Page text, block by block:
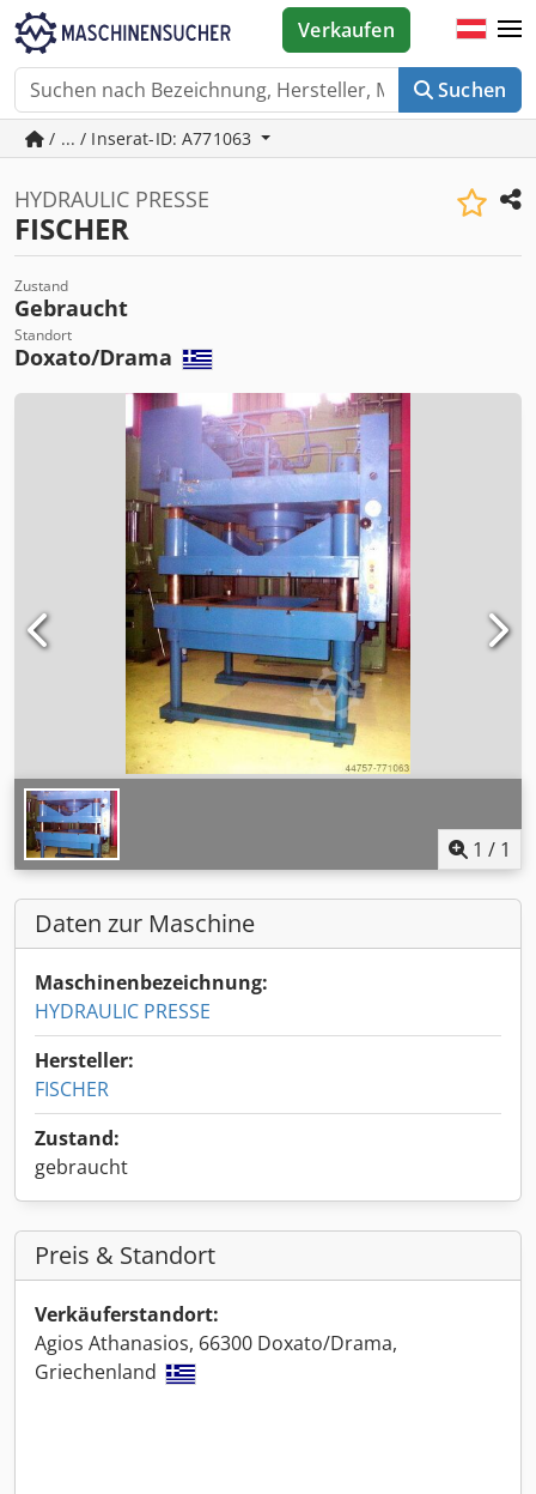
Suchen
Verkaufen
/ ... / Inserat-ID: A771063
HYDRAULIC PRESSE
FISCHER
Zustand
Gebraucht
Standort
Doxato/Drama
1 / 1
Daten zur Maschine
Maschinenbezeichnung:
HYDRAULIC PRESSE
Hersteller:
FISCHER
Zustand:
gebraucht
Preis & Standort
Verkäuferstandort:
Agios Athanasios, 66300 Doxato/Drama,
Griechenland